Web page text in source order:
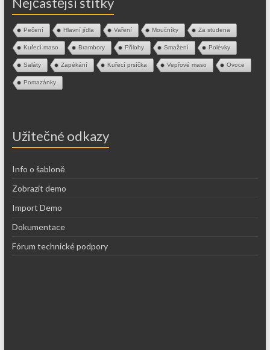
Pečení Hlavní jídla Vaření Moučníky Za studena
Kuřecí maso Brambory Přílohy Smažení Polévky
Saláty Zapékání Kuřecí prsíčka Vepřové maso Ovoce
Pomazánky
Užitečné odkazy
Info o šabloně
Zobrazit demo
Import Demo
Dokumentace
Fórum technické podpory